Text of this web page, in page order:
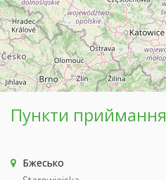
Пункти приймання
Бжесько